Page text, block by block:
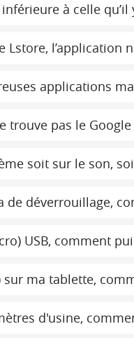
à celle qu’il
l’application
applications
trouve pas le
soit sur le son,
déverrouillage,
USB, comment
ma tablette,
d'usine,